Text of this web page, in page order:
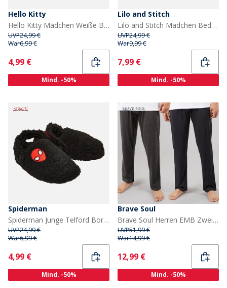
Hello Kitty
Hello Kitty Mädchen Weiße Borg Hausschuhe Weiß / Rot
UVP24,99 €
War6,99 €
Current
4,99 €
Mind. -50%
Lilo and Stitch
Lilo and Stitch Mädchen Bedale Borg Pantoletten Hellblau
UVP24,99 €
War9,99 €
Current
7,99 €
Mind. -50%
Spiderman
Spiderman Junge Telford Borg Hausschuhe Schwarz / Rot
UVP24,99 €
War6,99 €
Current
4,99 €
Mind. -50%
Brave Soul
Brave Soul Herren EMB Zwei Pack Lounge Hose Marine/Anthrazit Marl
UVP51,99 €
War14,99 €
Current
12,99 €
Mind. -50%